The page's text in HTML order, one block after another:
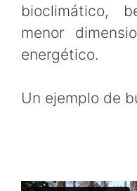
bioclimático,
menor
energético.
Un ejemplo de